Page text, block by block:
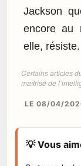
Jackson
encore au
elle, résiste.
Certains articles
maîtrisé de
LE 08/04/
💡 Vous